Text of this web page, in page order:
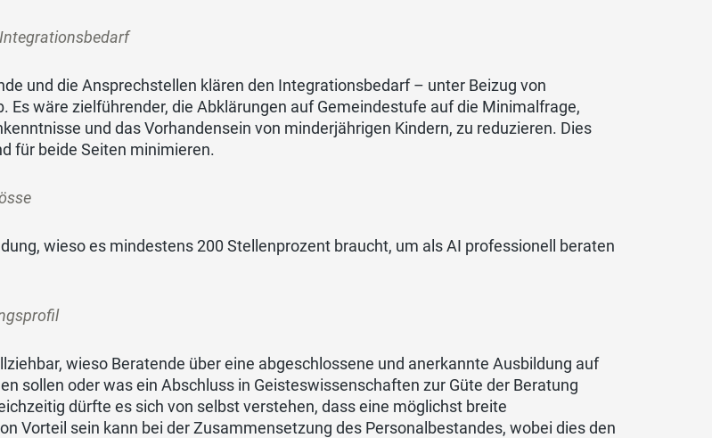
und die Ansprechstellen klären den Integrationsbedarf – unter Beizug von
Es wäre zielführender, die Abklärungen auf Gemeindestufe auf die Minimalfrage,
und das Vorhandensein von minderjährigen Kindern, zu reduzieren. Dies
für beide Seiten minimieren.
wieso es mindestens 200 Stellenprozent braucht, um als AI professionell beraten
wieso Beratende über eine abgeschlossene und anerkannte Ausbildung auf
sollen oder was ein Abschluss in Geisteswissenschaften zur Güte der Beratung
dürfte es sich von selbst verstehen, dass eine möglichst breite
Vorteil sein kann bei der Zusammensetzung des Personalbestandes, wobei dies den